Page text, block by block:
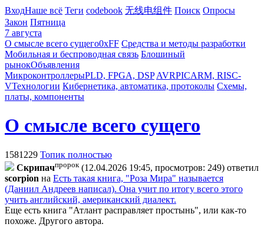
ВходНаше всё Теги codebook 无线电组件 Поиск Опросы
Закон Пятница
7 августа
О смысле всего сущего0xFF Средства и методы разработки
Мобильная и беспроводная связь Блошиный
рынокОбъявления
МикроконтроллерыPLD, FPGA, DSP AVRPICARM, RISC-
VТехнологии Кибернетика, автоматика, протоколы Схемы,
платы, компоненты
О смысле всего сущего
1581229 Топик полностью
Cкpипaчпророк (12.04.2026 19:45, просмотров: 249) ответил
scorpion на Есть такая книга, "Роза Мира" называется
(Даниил Андреев написал). Она учит по итогу всего этого
учить английский, американский диалект.
Еще есть книга "Атлант расправляет простынь", или как-то
похоже. Другого автора.